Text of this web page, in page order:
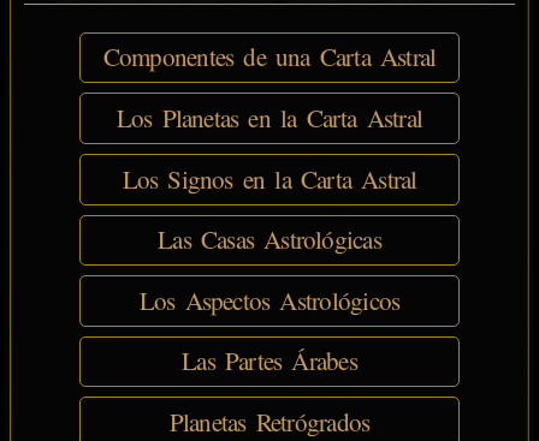
Componentes de una Carta Astral
Los Planetas en la Carta Astral
Los Signos en la Carta Astral
Las Casas Astrológicas
Los Aspectos Astrológicos
Las Partes Árabes
Planetas Retrógrados